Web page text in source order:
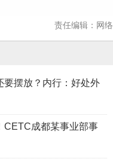
责任编辑：网络
要摆放？内行：好处外
CETC成都某事业部事